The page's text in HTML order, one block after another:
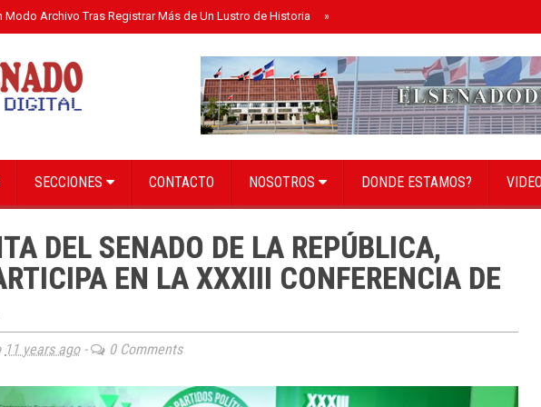
Modo Archivo Tras Registrar Más de Un Lustro de Historia » Senado instala bufete directivo para el
SECCIONES CONTACTO NOSOTROS DONDE ESTAMOS?
DEL SENADO DE LA REPÚBLICA,
EN LA XXXIII CONFERENCIA DE
11 years ago- 0 Comments